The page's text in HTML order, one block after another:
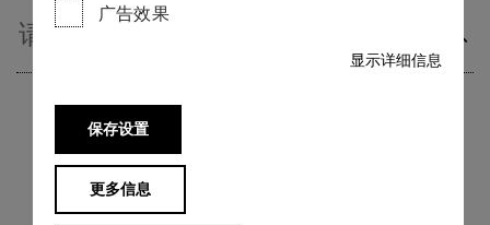
广告效果
显示详细信息
保存设置
更多信息
下载标签
下载标签